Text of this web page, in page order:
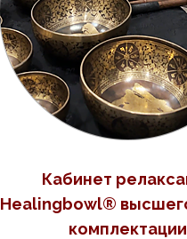
Кабинет
Healingbowl®
комплектации